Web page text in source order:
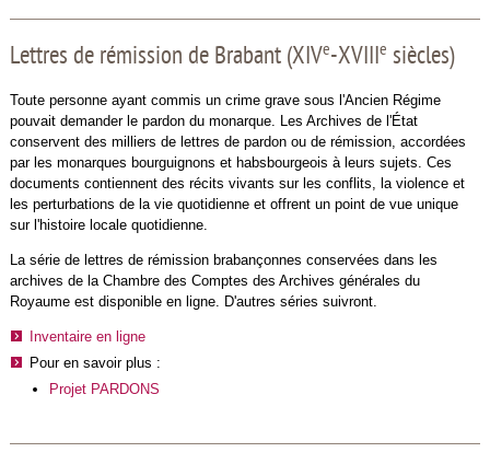
Lettres de rémission de Brabant (XIVe-XVIIIe siècles)
Toute personne ayant commis un crime grave sous l'Ancien Régime
pouvait demander le pardon du monarque. Les Archives de l'État
conservent des milliers de lettres de pardon ou de rémission, accordées
par les monarques bourguignons et habsbourgeois à leurs sujets. Ces
documents contiennent des récits vivants sur les conflits, la violence et
les perturbations de la vie quotidienne et offrent un point de vue unique
sur l'histoire locale quotidienne.
La série de lettres de rémission brabançonnes conservées dans les
archives de la Chambre des Comptes des Archives générales du
Royaume est disponible en ligne. D'autres séries suivront.
Inventaire en ligne
Pour en savoir plus :
Projet PARDONS